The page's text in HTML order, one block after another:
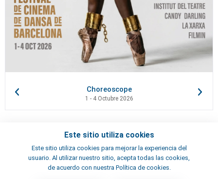
Choreoscope
1 - 4 Octubre 2026
Este sitio utiliza cookies
Este sitio utiliza cookies para mejorar la experiencia del
usuario. Al utilizar nuestro sitio, acepta todas las cookies,
de acuerdo con nuestra Política de cookies.
Términos y condiciones